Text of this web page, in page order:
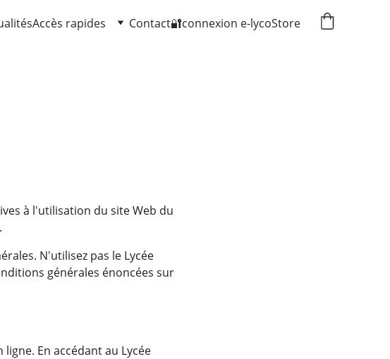
Accès rapides Contact🔐connexion e-lycoStore
à l'utilisation du site Web du
N'utilisez pas le Lycée
générales énoncées sur
En accédant au Lycée